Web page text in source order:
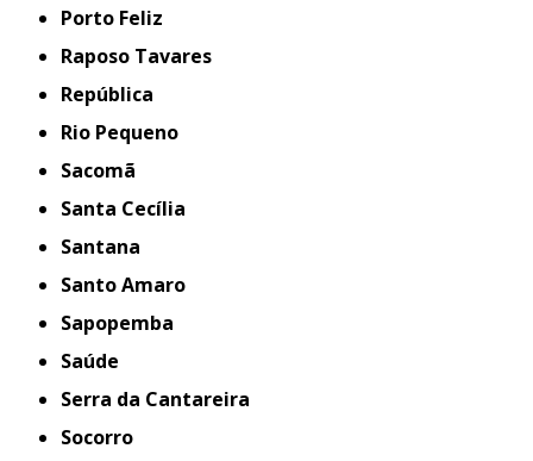
Porto Feliz
Raposo Tavares
República
Rio Pequeno
Sacomã
Santa Cecília
Santana
Santo Amaro
Sapopemba
Saúde
Serra da Cantareira
Socorro